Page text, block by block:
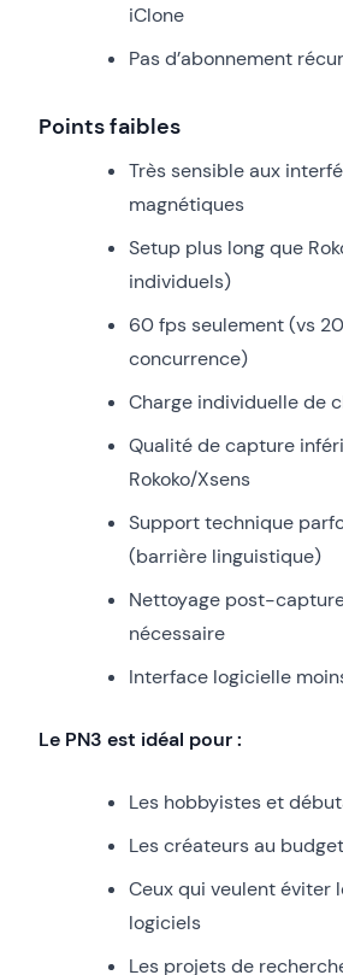
iClone
Pas d’abonnement
Points faibles
Très sensible aux
magnétiques
Setup plus long que
individuels)
60 fps seulement (vs
concurrence)
Charge individuelle de
Qualité de capture
Rokoko/Xsens
Support technique
(barrière linguistique)
Nettoyage post-
nécessaire
Interface logicielle
Le PN3 est idéal pour :
Les hobbyistes et
Les créateurs au
Ceux qui veulent éviter
logiciels
Les projets de